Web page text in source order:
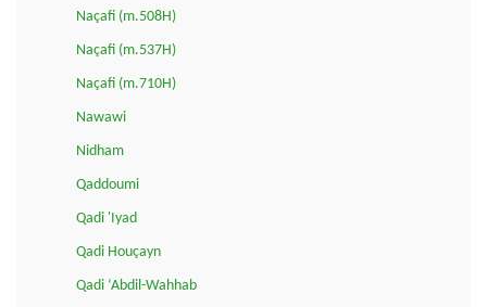
Naçafi (m.508H)
Naçafi (m.537H)
Naçafi (m.710H)
Nawawi
Nidham
Qaddoumi
Qadi 'Iyad
Qadi Houçayn
Qadi ‘Abdil-Wahhab